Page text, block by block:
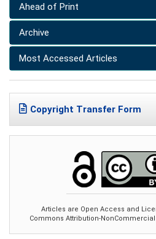
Ahead of Print
Archive
Most Accessed Articles
Copyright Transfer Form
Articles are Open Access and
Commons Attribution-